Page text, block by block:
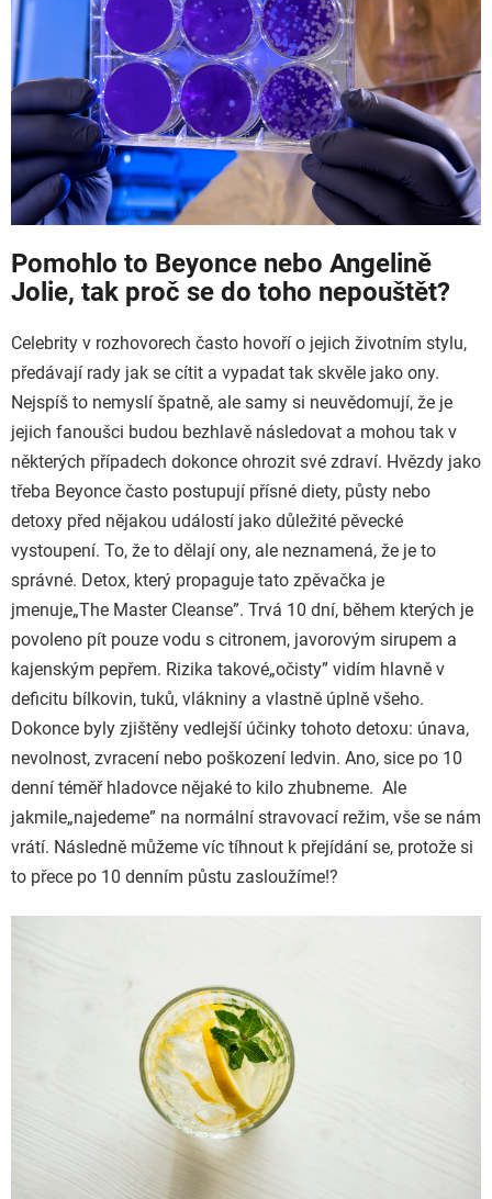
Pomohlo to Beyonce nebo Angelině
Jolie, tak proč se do toho nepouštět?
Celebrity v rozhovorech často hovoří o jejich životním stylu,
předávají rady jak se cítit a vypadat tak skvěle jako ony.
Nejspíš to nemyslí špatně, ale samy si neuvědomují, že je
jejich fanoušci budou bezhlavě následovat a mohou tak v
některých případech dokonce ohrozit své zdraví. Hvězdy jako
třeba Beyonce často postupují přísné diety, půsty nebo
detoxy před nějakou událostí jako důležité pěvecké
vystoupení. To, že to dělají ony, ale neznamená, že je to
správné. Detox, který propaguje tato zpěvačka je
jmenuje„The Master Cleanse”. Trvá 10 dní, během kterých je
povoleno pít pouze vodu s citronem, javorovým sirupem a
kajenským pepřem. Rizika takové„očisty” vidím hlavně v
deficitu bílkovin, tuků, vlákniny a vlastně úplně všeho.
Dokonce byly zjištěny vedlejší účinky tohoto detoxu: únava,
nevolnost, zvracení nebo poškození ledvin. Ano, sice po 10
denní téměř hladovce nějaké to kilo zhubneme. Ale
jakmile„najedeme” na normální stravovací režim, vše se nám
vrátí. Následně můžeme víc tíhnout k přejídání se, protože si
to přece po 10 denním půstu zasloužíme!?